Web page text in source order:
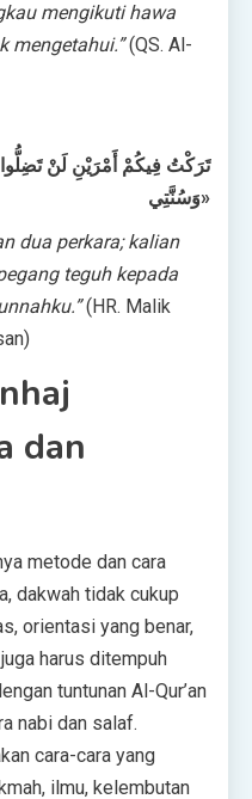
mengikuti hawa
mengetahui.”(QS. Al-
وَسُنَّتِي»
dua perkara; kalian
teguh kepada
(HR. Malik
dan
metode dan cara
dakwah tidak cukup
orientasi yang benar,
harus ditempuh
tuntunan Al-Qur’an
nabi dan salaf.
cara-cara yang
ilmu, kelembutan